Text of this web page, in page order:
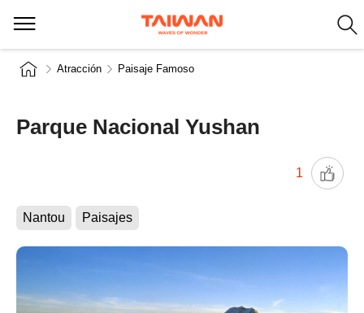
Atracción Paisaje Famoso
Parque Nacional Yushan
1
Nantou Paisajes